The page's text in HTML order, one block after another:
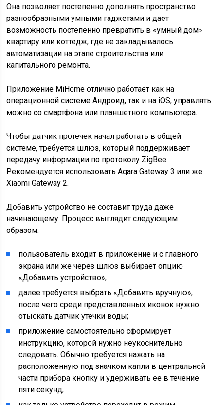
Она позволяет постепенно дополнять пространство
разнообразными умными гаджетами и дает
возможность постепенно превратить в «умный дом»
квартиру или коттедж, где не закладывалось
автоматизации на этапе строительства или
капитального ремонта.
Приложение MiHome отлично работает как на
операционной системе Андроид, так и на iOS, управлять
можно со смартфона или планшетного компьютера.
Чтобы датчик протечек начал работать в общей
системе, требуется шлюз, который поддерживает
передачу информации по протоколу ZigBee.
Рекомендуется использовать Aqara Gateway 3 или же
Xiaomi Gateway 2.
Добавить устройство не составит труда даже
начинающему. Процесс выглядит следующим
образом:
пользователь входит в приложение и с главного
экрана или же через шлюз выбирает опцию
«Добавить устройство»;
далее требуется выбрать «Добавить вручную»,
после чего среди представленных иконок нужно
отыскать датчик утечки воды;
приложение самостоятельно сформирует
инструкцию, которой нужно неукоснительно
следовать. Обычно требуется нажать на
расположенную под значком капли в центральной
части прибора кнопку и удерживать ее в течение
пяти секунд;